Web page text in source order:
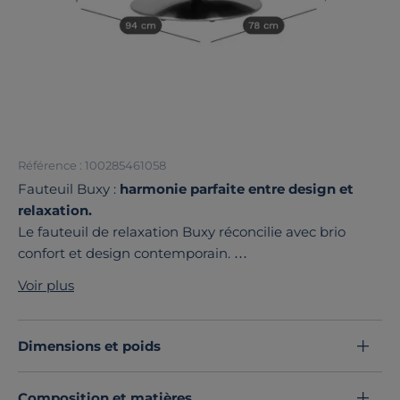
Référence : 100285461058
Fauteuil Buxy : harmonie parfaite entre design et
relaxation.
Le fauteuil de relaxation Buxy réconcilie avec brio
confort et design contemporain.
note de douceur à votre intérieur, tandis que son pied
central en métal lui confère une allure résolument
moderne. Ce mariage de matériaux et de formes fait
Voir plus
Dimensions et poids